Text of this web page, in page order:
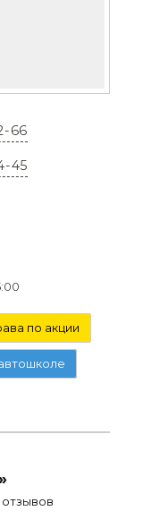
66
45
по акции